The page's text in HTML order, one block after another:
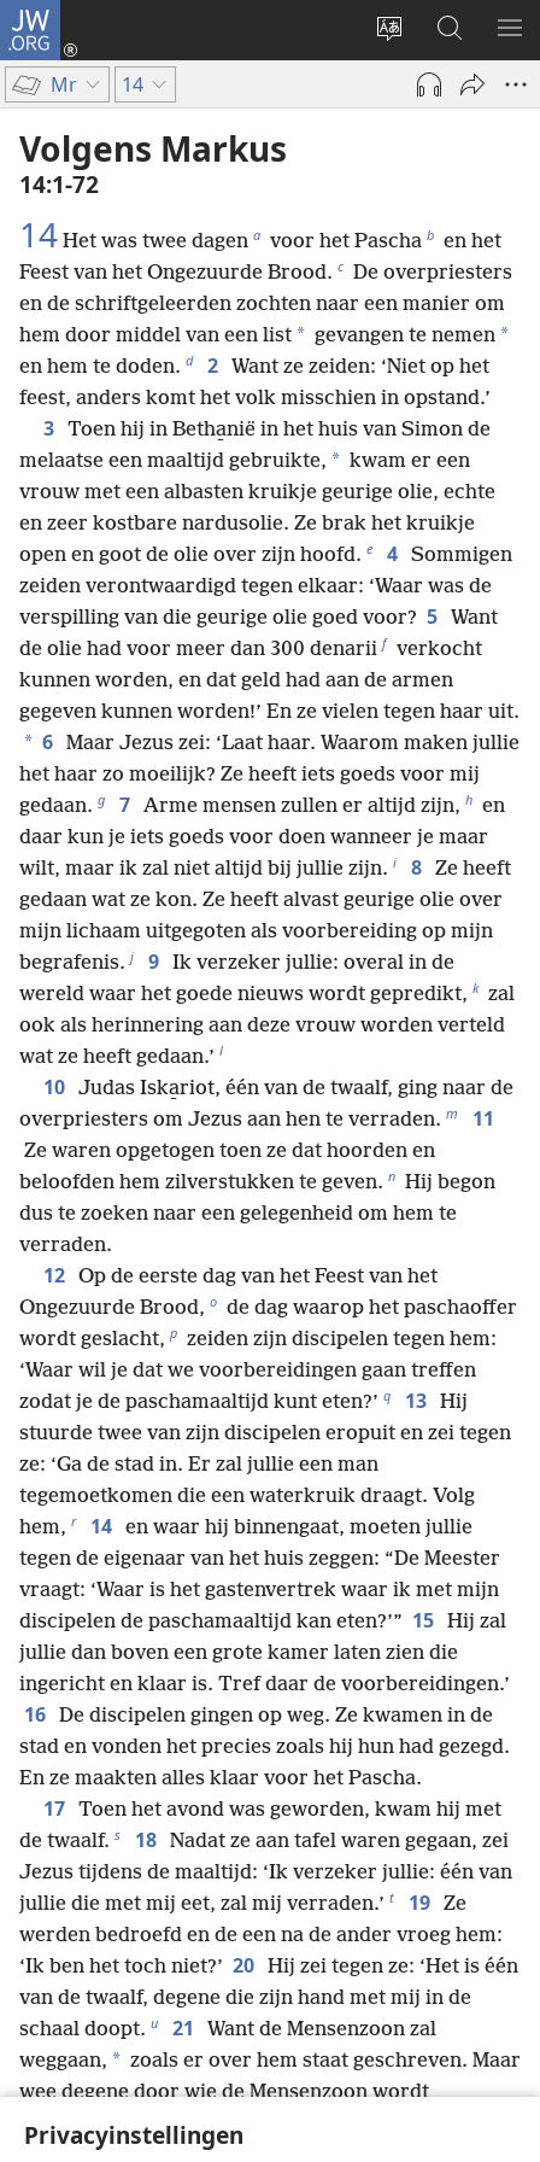
Privacyinstellingen
JW.ORG
Taal
site
wijzigen
Inloggen
(opent
venster)
Zoeken
op
JW.ORG
Mr 14
Volgens Markus
14:1-72
14 Het was twee dagen a voor het Pascha b en het
Feest van het Ongezuurde Brood. c De overpriesters
en de schriftgeleerden zochten naar een manier om
hem door middel van een list * gevangen te nemen *
en hem te doden. d 2 Want ze zeiden: ‘Niet op het
feest, anders komt het volk misschien in opstand.’
3 Toen hij in Betha̱nië in het huis van Simon de
melaatse een maaltijd gebruikte, * kwam er een
vrouw met een albasten kruikje geurige olie, echte
en zeer kostbare nardusolie. Ze brak het kruikje
open en goot de olie over zijn hoofd. e 4 Sommigen
zeiden verontwaardigd tegen elkaar: ‘Waar was de
verspilling van die geurige olie goed voor? 5 Want
de olie had voor meer dan 300 denarii f verkocht
kunnen worden, en dat geld had aan de armen
gegeven kunnen worden!’ En ze vielen tegen haar uit.
* 6 Maar Jezus zei: ‘Laat haar. Waarom maken jullie
het haar zo moeilijk? Ze heeft iets goeds voor mij
gedaan. g 7 Arme mensen zullen er altijd zijn, h en
daar kun je iets goeds voor doen wanneer je maar
wilt, maar ik zal niet altijd bij jullie zijn. i 8 Ze heeft
gedaan wat ze kon. Ze heeft alvast geurige olie over
mijn lichaam uitgegoten als voorbereiding op mijn
begrafenis. j 9 Ik verzeker jullie: overal in de
wereld waar het goede nieuws wordt gepredikt, k zal
ook als herinnering aan deze vrouw worden verteld
wat ze heeft gedaan.’ l
10 Judas Iska̱riot, één van de twaalf, ging naar de
overpriesters om Jezus aan hen te verraden. m 11
Ze waren opgetogen toen ze dat hoorden en
beloofden hem zilverstukken te geven. n Hij begon
dus te zoeken naar een gelegenheid om hem te
verraden.
12 Op de eerste dag van het Feest van het
Ongezuurde Brood, o de dag waarop het paschaoffer
wordt geslacht, p zeiden zijn discipelen tegen hem:
‘Waar wil je dat we voorbereidingen gaan treffen
zodat je de paschamaaltijd kunt eten?’ q 13 Hij
stuurde twee van zijn discipelen eropuit en zei tegen
ze: ‘Ga de stad in. Er zal jullie een man
tegemoetkomen die een waterkruik draagt. Volg
hem, r 14 en waar hij binnengaat, moeten jullie
tegen de eigenaar van het huis zeggen: “De Meester
vraagt: ‘Waar is het gastenvertrek waar ik met mijn
discipelen de paschamaaltijd kan eten?’” 15 Hij zal
jullie dan boven een grote kamer laten zien die
ingericht en klaar is. Tref daar de voorbereidingen.’
16 De discipelen gingen op weg. Ze kwamen in de
stad en vonden het precies zoals hij hun had gezegd.
En ze maakten alles klaar voor het Pascha.
17 Toen het avond was geworden, kwam hij met
de twaalf. s 18 Nadat ze aan tafel waren gegaan, zei
Jezus tijdens de maaltijd: ‘Ik verzeker jullie: één van
jullie die met mij eet, zal mij verraden.’ t 19 Ze
werden bedroefd en de een na de ander vroeg hem:
‘Ik ben het toch niet?’ 20 Hij zei tegen ze: ‘Het is één
van de twaalf, degene die zijn hand met mij in de
schaal doopt. u 21
Want de Mensenzoon zal
weggaan, * zoals er over hem staat geschreven. Maar
wee degene door wie de Mensenzoon wordt
verraden!
Die man had beter niet geboren kunnen
worden.’ w